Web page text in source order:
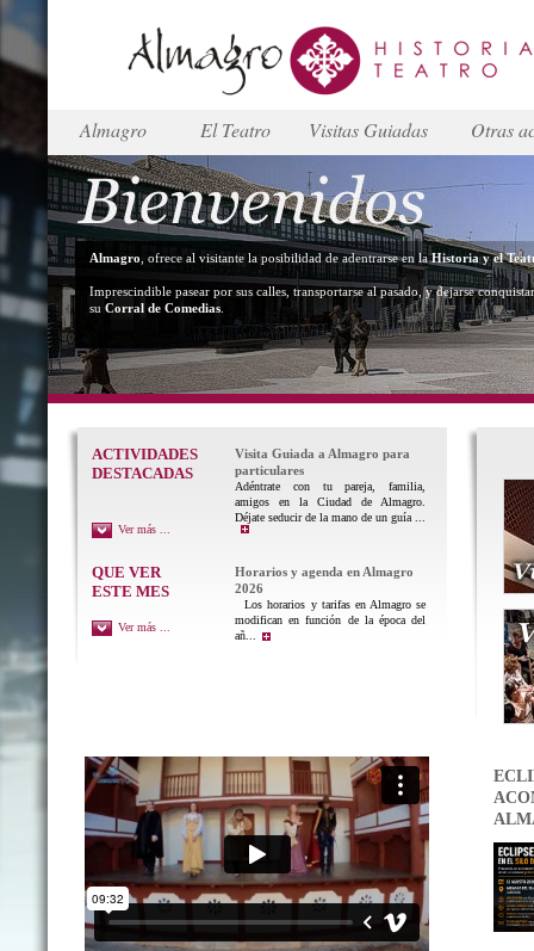
Almagro El Teatro Visitas Guiadas Otras
Almagro , ofrece al visitante la posibilidad de adentrarse en laHistoria y el
Imprescindible pasear por sus calles, transportarse al pasado, y dejarse
su Corral de Comedias
ACTIVIDADES
DESTACADAS
Visita Guiada a Almagro para
particulares
Adéntrate con tu pareja, familia,
amigos en la Ciudad de Almagro.
Déjate seducir de la mano de un guía ...
Ver más ...
QUE VER
ESTE MES
Horarios y agenda en Almagro
2026
Los horarios y tarifas en Almagro se
modifican en función de la época del
añ...
Ver más ...